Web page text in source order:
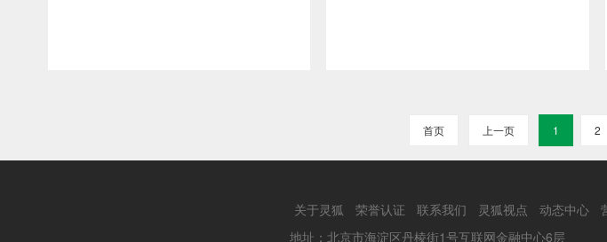
首页 上一页 1 2
关于灵狐 荣誉认证 联系我们 灵狐视点 动态中心
地址：北京市海淀区丹棱街1号互联网金融中心6层